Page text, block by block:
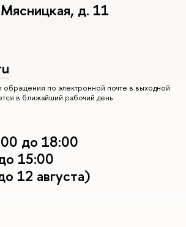
д. 11
обращения по электронной почте в выходной
в ближайший рабочий день
до 18:00
15:00
12 августа)